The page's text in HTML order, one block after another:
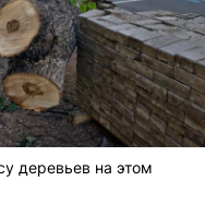
деревьев на этом